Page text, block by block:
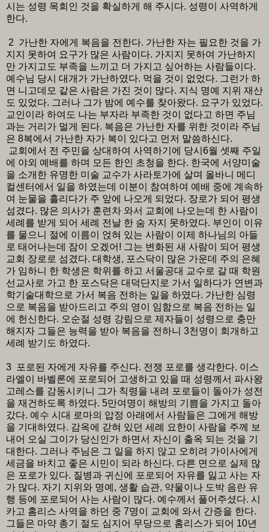
시는 성령 목회인 것을 확실하게 해 주시다. 성령이 사역하게
한다.
2 가난한 자에게 복음을 전한다. 가난한 자는 필요한 것을 가
지지 못하여 요구가 많은 사람이다. 가지지 못하여 가난하지
만 가지고도 부족을 느끼고 더 가지고 싶어하는 사람들이다.
예수님 당시 대개가 가난하였다. 먹을 것이 없었다. 그런가 하
면 니고데모 같은 사람은 가진 것이 많다. 지식 명예 지위 재산
도 있었다. 그러나 그가 밤에 예수를 찾아왔다. 요구가 있었다.
교인이라 하여도 나는 부자라 부족한 것이 없다고 하면 주님
과는 거리가 멀게 된다. 복음은 가난한 자를 위한 것이라 주님
은 8복에서 가난한 자가 복이 있다고 먼저 말씀하신다.
교회에서 전 주민을 상대하여 사역하기에 당시6월 셋째 주일
에 야외 예배를 하며 모든 한인 초청을 한다. 한국에 서양미술
을 소개한 유명한 미술 교수가 사라토가에 살며 올바니 메디
컬센터에서 일을 하였는데 이분이 참여하여 예배 중에 계속하
여 눈물을 흘리다가 주 앞에 나오게 되었다. 장로가 되어 평생
섬겼다. 많은 의사가 훈련차 와서 교회에 나오는데 한 사람이
세례를 받게 되어 세례 전날 한 숨 자지 못하였다. 부인이 이유
를 물으니 절에 이름이 얹혀 있는 사람이 이제 하나님의 아들
로 태어나는데 잠이 오겠어! 그는 변화된 새 사람이 되어 평생
교회 장로로 섬겼다. 대학생, 포스닥이 많은 가운데 주의 은혜
가 임하니 한 학생은 학위를 하고 서울공대 교수로 갈 때 학원
선교사로 가고 한 포스닥은 대덕단지로 가서 일하다가 연변과
학기술대학으로 가서 복음 전하는 일을 하였다. 가난한 심령
으로 복음을 받아드리고 주의 영이 임함으로 복음 전하는 일
에 헌신한다. 오순절 성령 강림으로 제자들이 성령으로 충만
해지자 그들은 능력을 받아 복음을 전하니 3천명이 회개하고
세례 받기도 하였다.
3 포로된 자에게 자유를 주신다. 전쟁 포로를 생각한다. 이스
라엘이 바벨론에 포로되어 고생하고 있을 때 성령께서 파사왕
고레스를 감동시키니 그가 칙령을 내려 포로들이 돌아가 성전
을 재건하도록 하였다. 5만여명이 해방의 기쁨을 가지고 돌아
갔다. 예수 시대 로마의 압정 아래에서 사람들은 그에게 해방
을 기대하였다. 감옥에 갇혀 있던 세례 요한이 사람을 주께 보
내어 오실 그이가 당신인가 하면서 자신이 출옥 되는 것을 기
대한다. 그러나 주님은 그 일을 하지 않고 오히려 가이사에게
세금을 바치고 좋은 시민이 되라 하신다. 다른 면으로 실제 많
은 포로가 있다. 질병과 귀신에 포로되어 자유를 잃고 사는 자
가 많다. 자기 지위와 명예, 생활 습관, 약물이나 도박 음란 유
행 등에 포로되어 사는 사람이 많다. 예수께서 풀어주셨다. 시
카고 홈리스 사역을 하던 중 7명이 교회에 와서 간증을 한다.
그들은 마약 총기 절도 심지어 무당으로 홈리스가 되어 10년